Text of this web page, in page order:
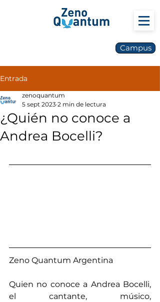
Campus
Entrada
¿Quién no conoce a
Andrea Bocelli?
zenoquantum
5 sept 2023 2 min de lectura
Zeno Quantum Argentina
Quien no conoce a Andrea Bocelli,
el cantante, músico,